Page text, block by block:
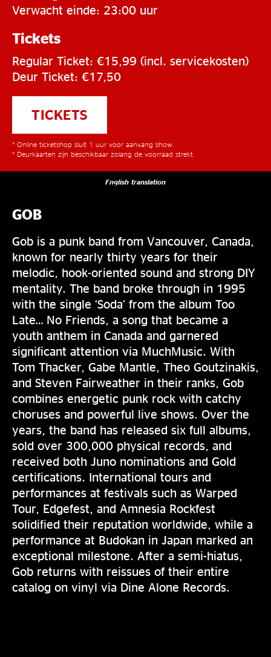
Verwacht einde: 23:00 uur
Tickets
Regular Ticket: €15,99 (incl. servicekosten)
Deur Ticket: €17,50
TICKETS
* Online ticketshop sluit 1 uur voor aanvang show.
* Deurkaarten zijn beschikbaar zolang de voorraad strekt.
English translation
GOB
Gob is a punk band from Vancouver, Canada,
known for nearly thirty years for their
melodic, hook-oriented sound and strong DIY
mentality. The band broke through in 1995
with the single ‘Soda’ from the album Too
Late… No Friends, a song that became a
youth anthem in Canada and garnered
significant attention via MuchMusic. With
Tom Thacker, Gabe Mantle, Theo Goutzinakis,
and Steven Fairweather in their ranks, Gob
combines energetic punk rock with catchy
choruses and powerful live shows. Over the
years, the band has released six full albums,
sold over 300,000 physical records, and
received both Juno nominations and Gold
certifications. International tours and
performances at festivals such as Warped
Tour, Edgefest, and Amnesia Rockfest
solidified their reputation worldwide, while a
performance at Budokan in Japan marked an
exceptional milestone. After a semi-hiatus,
Gob returns with reissues of their entire
catalog on vinyl via Dine Alone Records.